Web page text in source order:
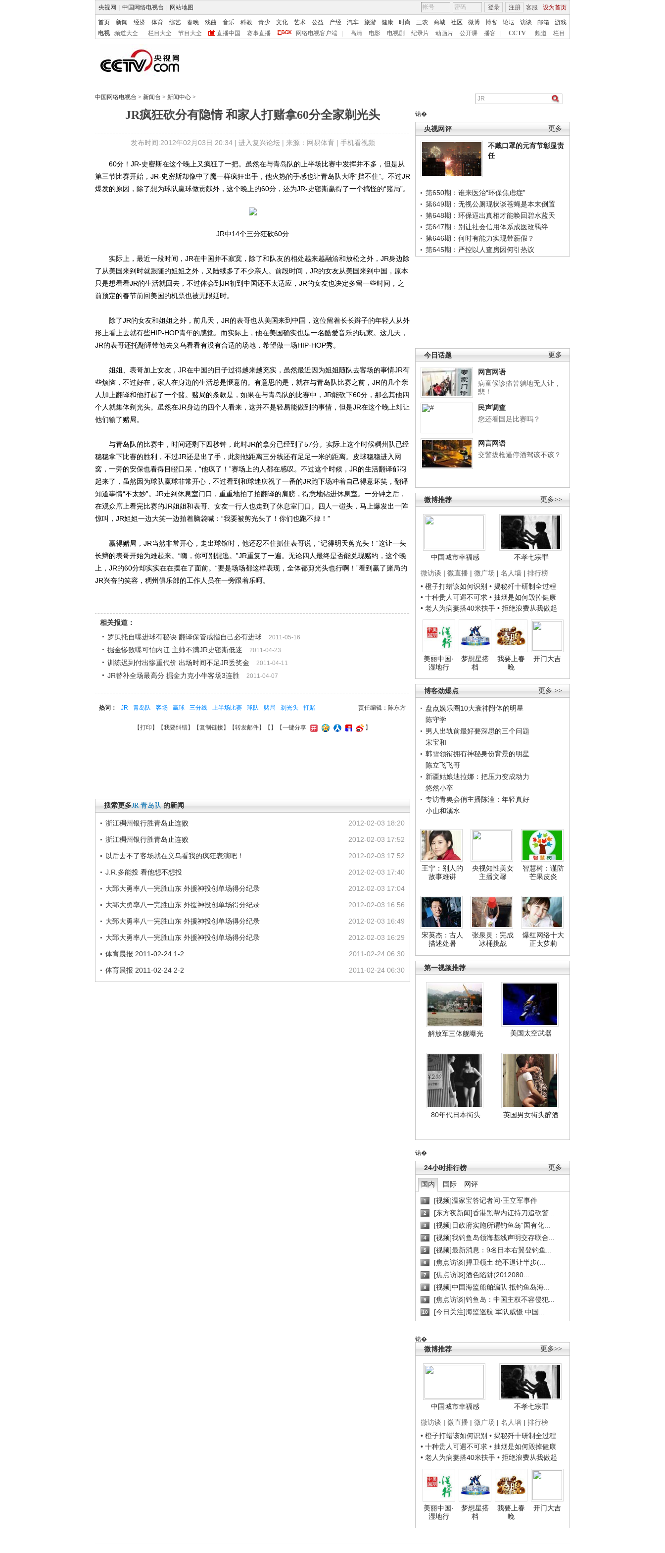
央视网 中国网络电视台 网站地图 客服 设为首页
登录 注册
首页 新闻 经济 体育 综艺 春晚 戏曲 音乐 科教 青少 文化 艺术 公益 产经 汽车 旅游 健康 时尚 三农 商城 社区 微博 博客 论坛 访谈 邮箱
游戏
电视
频道大全 栏目大全 节目大全 直播中国 赛事直播 网络电视客户端 高清 电影 电视剧 纪录片 动画片 公开课 播客 CCTV 频道 栏目
中国网络电视台 > 新闻台 > 新闻中心 >
JR疯狂砍分有隐情 和家人打赌拿60分全家剃光头
发布时间:2012年02月03日 20:34 | 进入复兴论坛| 来源：网易体育 | 手机看视频
锘�
更多
央视网评
不戴口罩的元宵节彰显责
任
第650期：谁来医治“环保焦虑症”
第649期：无视公厕现状谈苍蝇是本末倒置
第648期：环保逼出真相才能唤回碧水蓝天
第647期：别让社会信用体系成医改羁绊
第646期：何时有能力实现带薪假？
第645期：严控以人查房因何引热议
更多
今日话题
网言网语
病童候诊痛苦躺地无人让，
悲！
民声调查
您还看国足比赛吗？
网言网语
交警拔枪逼停酒驾该不该？
更多>>
微博推荐
中国城市幸福感
不孝七宗罪
微访谈 | 微直播 | 微广场 | 名人墙 | 排行榜
• 橙子打蜡该如何识别 • 揭秘歼十研制全过程
• 十种贵人可遇不可求 • 抽烟是如何毁掉健康
• 老人为病妻搭40米扶手 • 拒绝浪费从我做起
美丽中国·
湿地行
梦想星搭
档
我要上春
晚
开门大吉
更多 >>
博客劲爆点
盘点娱乐圈10大衰神附体的明星
陈守学
男人出轨前最好要深思的三个问题
宋宝和
韩雪领衔拥有神秘身份背景的明星
陈立飞飞哥
新疆姑娘迪拉娜：把压力变成动力
悠然小卒
专访青奥会俏主播陈滢：年轻真好
小山和溪水
王宁：别人的
故事难讲
央视知性美女
主播文馨
智慧树：谨防
芒果皮炎
宋英杰：古人
描述处暑
张泉灵：完成
冰桶挑战
爆红网络十大
正太萝莉
第一视频推荐
解放军三体舰曝光 美国太空武器
80年代日本街头 英国男女街头醉酒
锘�
更多
24小时排行榜
国内 国际 网评
1 [视频]温家宝答记者问·王立军事件
2 [东方夜新闻]香港黑帮内讧持刀追砍警...
3 [视频]日政府实施所谓钓鱼岛“国有化...
4 [视频]我钓鱼岛领海基线声明交存联合...
5 [视频]最新消息：9名日本右翼登钓鱼...
6 [焦点访谈]捍卫领土 绝不退让半步(...
7 [焦点访谈]酒色陷阱(2012080...
8 [视频]中国海监船舶编队 抵钓鱼岛海...
9 [焦点访谈]钓鱼岛：中国主权不容侵犯...
10 [今日关注]海监巡航 军队威慑 中国...
锘�
更多>>
微博推荐
中国城市幸福感
不孝七宗罪
微访谈 | 微直播 | 微广场 | 名人墙 | 排行榜
• 橙子打蜡该如何识别 • 揭秘歼十研制全过程
• 十种贵人可遇不可求 • 抽烟是如何毁掉健康
• 老人为病妻搭40米扶手 • 拒绝浪费从我做起
美丽中国·
湿地行
梦想星搭
档
我要上春
晚
开门大吉
60分！JR-史密斯在这个晚上又疯狂了一把。虽然在与青岛队的上半场比赛中发挥并不多，但是从
第三节比赛开始，JR-史密斯却像中了魔一样疯狂出手，他火热的手感也让青岛队大呼“挡不住”。不过JR
爆发的原因，除了想为球队赢球做贡献外，这个晚上的60分，还为JR-史密斯赢得了一个搞怪的“赌局”。
JR中14个三分狂砍60分
实际上，最近一段时间，JR在中国并不寂寞，除了和队友的相处越来越融洽和放松之外，JR身边除
了从美国来到时就跟随的姐姐之外，又陆续多了不少亲人。前段时间，JR的女友从美国来到中国，原本
只是想看看JR的生活就回去，不过体会到JR初到中国还不太适应，JR的女友也决定多留一些时间，之
前预定的春节前回美国的机票也被无限延时。
除了JR的女友和姐姐之外，前几天，JR的表哥也从美国来到中国，这位留着长长辫子的年轻人从外
形上看上去就有些HIP-HOP青年的感觉。而实际上，他在美国确实也是一名酷爱音乐的玩家。这几天，
JR的表哥还托翻译带他去义乌看看有没有合适的场地，希望做一场HIP-HOP秀。
姐姐、表哥加上女友，JR在中国的日子过得越来越充实，虽然最近因为姐姐随队去客场的事情JR有
些烦恼，不过好在，家人在身边的生活总是惬意的。有意思的是，就在与青岛队比赛之前，JR的几个亲
人加上翻译和他打起了一个赌。赌局的条款是，如果在与青岛队的比赛中，JR能砍下60分，那么其他四
个人就集体剃光头。虽然在JR身边的四个人看来，这并不是轻易能做到的事情，但是JR在这个晚上却让
他们输了赌局。
与青岛队的比赛中，时间还剩下四秒钟，此时JR的拿分已经到了57分。实际上这个时候稠州队已经
稳稳拿下比赛的胜利，不过JR还是出了手，此刻他距离三分线还有足足一米的距离。皮球稳稳进入网
窝，一旁的安保也看得目瞪口呆，“他疯了！”赛场上的人都在感叹。不过这个时候，JR的生活翻译郁闷
起来了，虽然因为球队赢球非常开心，不过看到和球迷庆祝了一番的JR跑下场冲着自己得意坏笑，翻译
知道事情“不太妙”。JR走到休息室门口，重重地拍了拍翻译的肩膀，得意地钻进休息室。一分钟之后，
在观众席上看完比赛的JR姐姐和表哥、女友一行人也走到了休息室门口。四人一碰头，马上爆发出一阵
惊叫，JR姐姐一边大笑一边拍着脑袋喊：“我要被剪光头了！你们也跑不掉！”
赢得赌局，JR当然非常开心，走出球馆时，他还忍不住抓住表哥说，“记得明天剪光头！”这让一头
长辫的表哥开始为难起来。“嗨，你可别想逃。”JR重复了一遍。无论四人最终是否能兑现赌约，这个晚
上，JR的60分却实实在在摆在了面前。“要是场场都这样表现，全体都剪光头也行啊！”看到赢了赌局的
JR兴奋的笑容，稠州俱乐部的工作人员在一旁跟着乐呵。
相关报道：
罗贝托自曝进球有秘诀 翻译保管戒指自己必有进球
2011-05-16
掘金惨败曝可怕内讧 主帅不满JR史密斯低迷 2011-04-23
训练迟到付出惨重代价 出场时间不足JR丢奖金 2011-04-11
JR替补全场最高分 掘金力克小牛客场3连胜 2011-04-07
责任编辑：陈东方
热词： JR 青岛队 客场 赢球 三分线 上半场比赛 球队 赌局 剃光头 打赌
【打印 】【我要纠错】【复制链接】【转发邮件】【 】 【一键分享 】
搜索更多JR 青岛队 的新闻
2012-02-03 18:20
浙江稠州银行胜青岛止连败
2012-02-03 17:52
浙江稠州银行胜青岛止连败
2012-02-03 17:52
以后去不了客场就在义乌看我的疯狂表演吧！
2012-02-03 17:40
J.R.多能投 看他想不想投
2012-02-03 17:04
大郅大勇率八一完胜山东 外援神投创单场得分纪录
2012-02-03 16:56
大郅大勇率八一完胜山东 外援神投创单场得分纪录
2012-02-03 16:49
大郅大勇率八一完胜山东 外援神投创单场得分纪录
2012-02-03 16:29
大郅大勇率八一完胜山东 外援神投创单场得分纪录
2011-02-24 06:30
体育晨报 2011-02-24 1-2
2011-02-24 06:30
体育晨报 2011-02-24 2-2